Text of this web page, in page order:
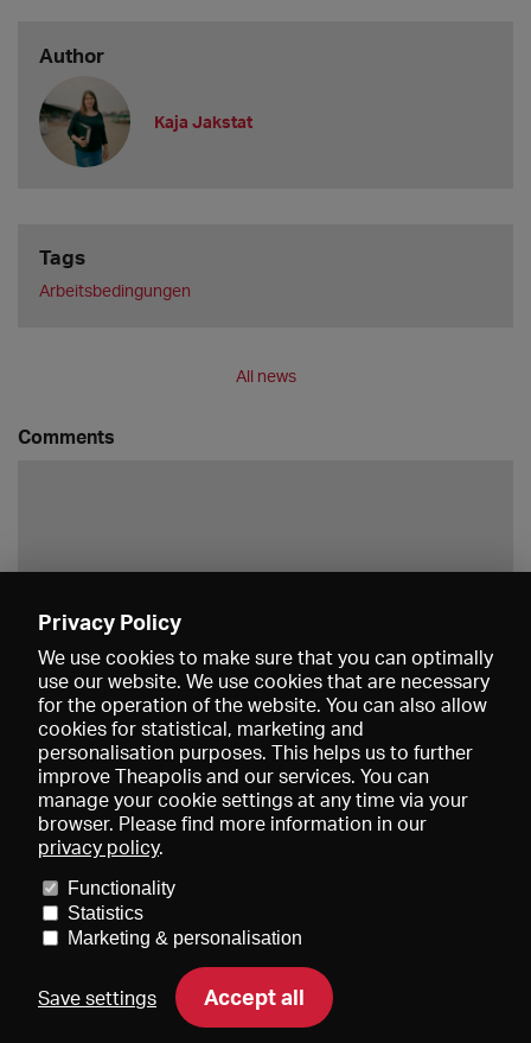
Author
Kaja Jakstat
Tags
Arbeitsbedingungen
All news
Comments
About us
Imprint
DE EN FR
Privacy Policy
We use cookies to make sure that you can optimally
use our website. We use cookies that are necessary
for the operation of the website. You can also allow
cookies for statistical, marketing and
personalisation purposes. This helps us to further
improve Theapolis and our services. You can
manage your cookie settings at any time via your
browser. Please find more information in our
privacy policy.
Functionality
Statistics
Marketing & personalisation
Save settings Accept all